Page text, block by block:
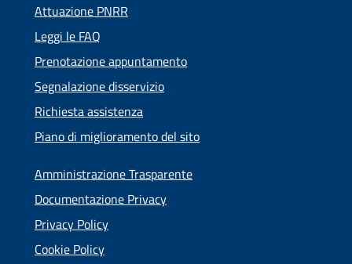
Attuazione PNRR
Leggi le FAQ
Prenotazione appuntamento
Segnalazione disservizio
Richiesta assistenza
Piano di miglioramento del sito
Amministrazione Trasparente
Documentazione Privacy
Privacy Policy
Cookie Policy